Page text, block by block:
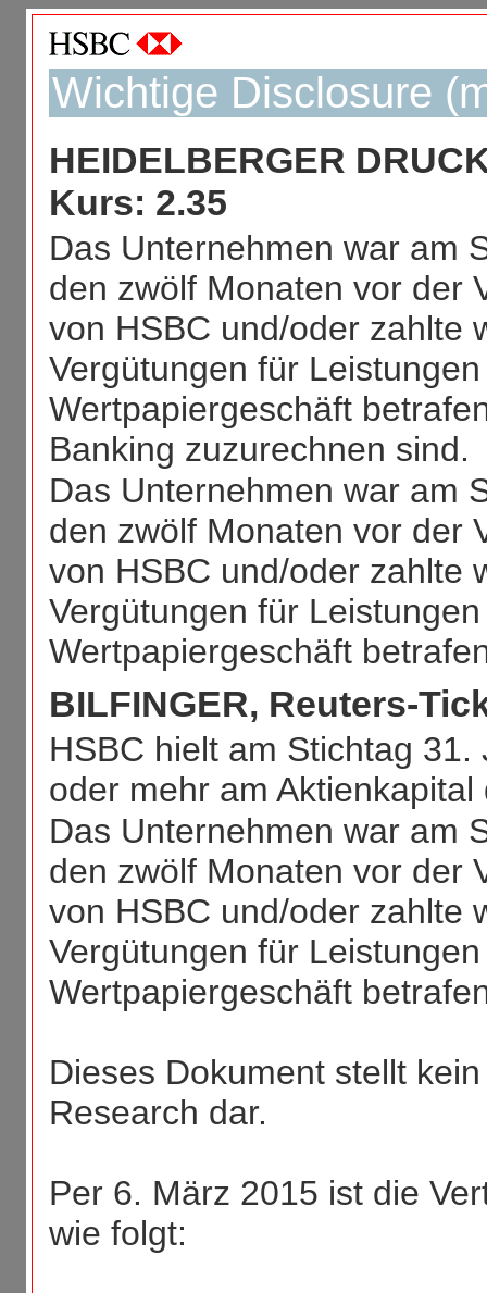
Wichtige Disclosure
HEIDELBERGER
Kurs: 2.35
Das Unternehmen war am
den zwölf Monaten vor der
von HSBC und/oder zahlte
Vergütungen für
Wertpapiergeschäft
Banking zuzurechnen sind.
Das Unternehmen war am
den zwölf Monaten vor der
von HSBC und/oder zahlte
Vergütungen für
Wertpapiergeschäft
BILFINGER, Reuters-
HSBC hielt am Stichtag
oder mehr am
Das Unternehmen war am
den zwölf Monaten vor der
von HSBC und/oder zahlte
Vergütungen für
Wertpapiergeschäft
Dieses Dokument stellt
Research dar.
Per 6. März 2015 ist die
wie folgt: